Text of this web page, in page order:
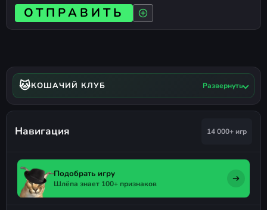
ОТПРАВИТЬ
🐱КОШАЧИЙ КЛУБ Развернуть
Навигация 14 000+ игр
Подобрать игру
Шлёпа знает 100+ признаков